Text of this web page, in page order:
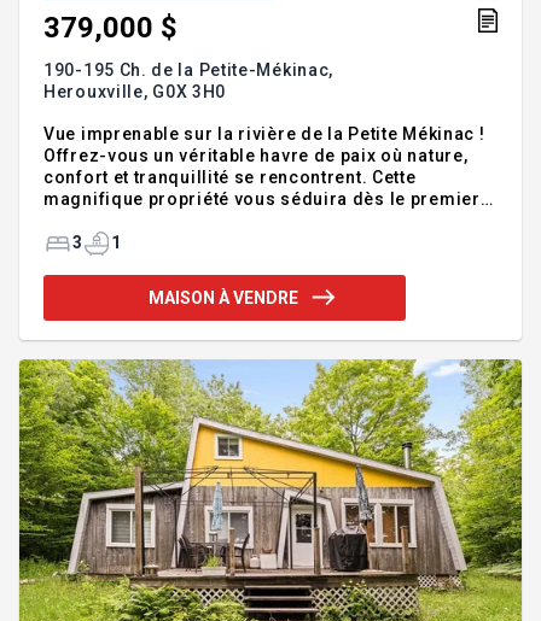
379,000 $
190-195 Ch. de la Petite-Mékinac,
Herouxville, G0X 3H0
Vue imprenable sur la rivière de la Petite Mékinac !
Offrez-vous un véritable havre de paix où nature,
confort et tranquillité se rencontrent. Cette
magnifique propriété vous séduira dès le premier
et son ambiance de vie des plus relaxantes. La
confortables, parfaites pour la famille ou pour
recevoir et 1 bureau. La propriété comprend
double. Cet espace est idéal pour les véhicules, les
équipements récréatif
3 1
MAISON À VENDRE